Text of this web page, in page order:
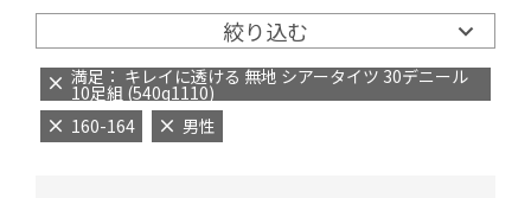
絞り込む
満足： キレイに透ける 無地 シアータイツ 30デニール
10足組 (540q1110)
160-164
男性